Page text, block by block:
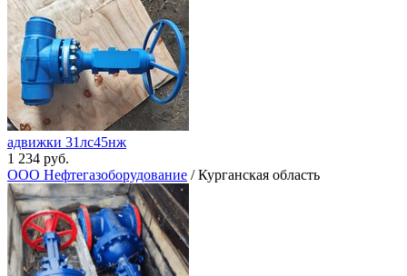
адвижки 31лс45нж
1 234 руб.
ООО Нефтегазоборудование / Курганская область